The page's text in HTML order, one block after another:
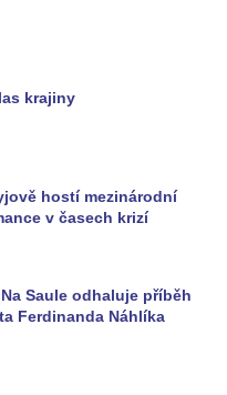
na
v Krupce
na
v Krupce
v
čp.
krajiny
hostí mezinárodní
v časech krizí
Saule odhaluje příběh
Ferdinanda Náhlíka